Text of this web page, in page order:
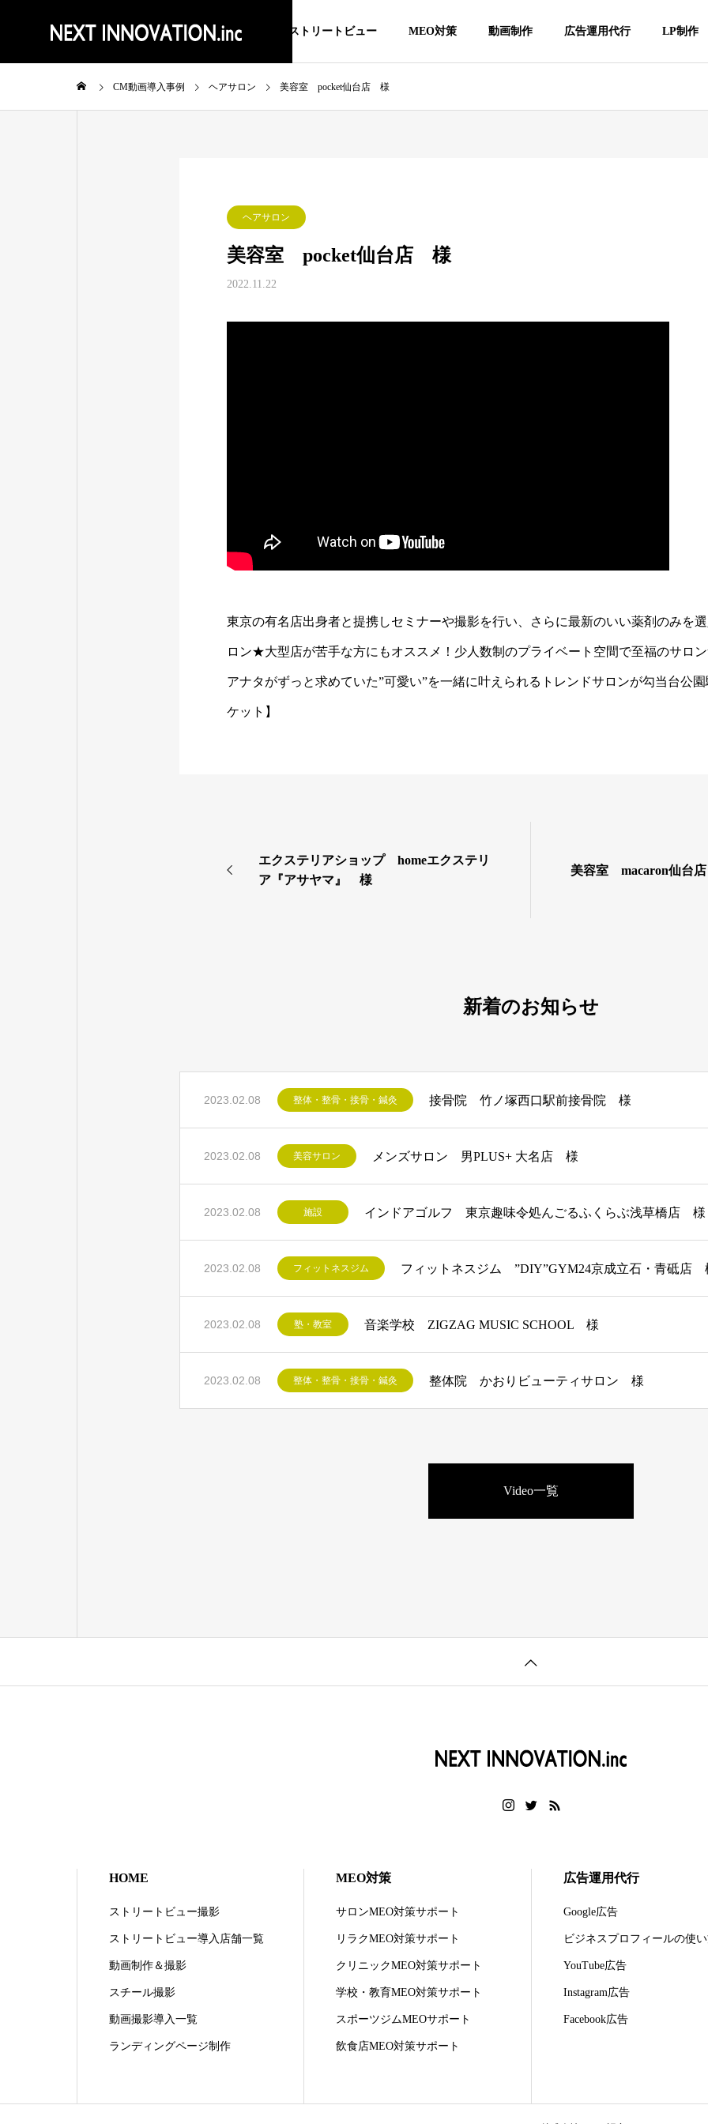
ストリートビュー MEO対策 動画制作 広告運用代行 LP制作
CM動画導入事例 ヘアサロン 美容室 pocket仙台店 様
ヘアサロン
美容室 pocket仙台店 様
2022.11.22
東京の有名店出身者と提携しセミナーや撮影を行い、さらに最新のいい薬剤のみを
ロン★大型店が苦手な方にもオススメ！少人数制のプライベート空間で至福のサロ
アナタがずっと求めていた”可愛い”を一緒に叶えられるトレンドサロンが勾当台公園
ケット】
エクステリアショップ homeエクステリ
ア『アサヤマ』 様
美容室 macaron仙台
新着のお知らせ
2023.02.08 整体・整骨・接骨・鍼灸 接骨院 竹ノ塚西口駅前接骨院 様
2023.02.08 美容サロン メンズサロン 男PLUS+ 大名店 様
2023.02.08 施設 インドアゴルフ 東京趣味令処んごるふくらぶ浅草橋店 様
2023.02.08 フィットネスジム フィットネスジム ”DIY”GYM24京成立石・青砥店
2023.02.08 塾・教室 音楽学校 ZIGZAG MUSIC SCHOOL 様
2023.02.08 整体・整骨・接骨・鍼灸 整体院 かおりビューティサロン 様
Video一覧
HOME
ストリートビュー撮影
ストリートビュー導入店舗一覧
動画制作＆撮影
スチール撮影
動画撮影導入一覧
ランディングページ制作
MEO対策
サロンMEO対策サポート
リラクMEO対策サポート
クリニックMEO対策サポート
学校・教育MEO対策サポート
スポーツジムMEOサポート
飲食店MEO対策サポート
広告運用代行
Google広告
ビジネスプロフィールの使
YouTube広告
Instagram広告
Facebook広告